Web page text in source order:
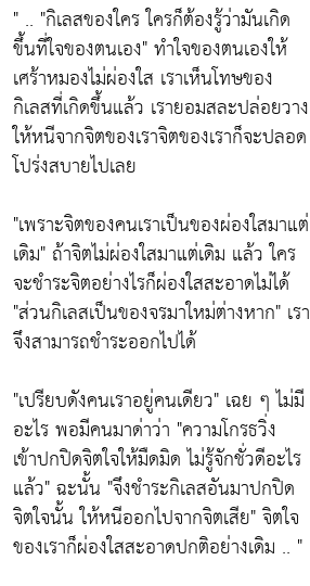
" .. "กิเลสของใคร ใครก็ต้องรู้ว่ามันเกิด
ขึ้นที่ใจของตนเอง"ทำใจของตนเองให้
เศร้าหมองไม่ผ่องใส เราเห็นโทษของ
กิเลสที่เกิดขึ้นแล้ว เรายอมสละปล่อยวาง
ให้หนีจากจิตของเราจิตของเราก็จะปลอด
โปร่งสบายไปเลย
"เพราะจิตของคนเราเป็นของผ่องใสมาแต่
เดิม"ถ้าจิตไม่ผ่องใสมาแต่เดิม แล้ว ใคร
จะชำระจิตอย่างไรก็ผ่องใสสะอาดไม่ได้
"ส่วนกิเลสเป็นของจรมาใหม่ต่างหาก" เรา
จึงสามารถชำระออกไปได้
"เปรียบดังคนเราอยู่คนเดียว" เฉย ๆ ไม่มี
อะไร พอมีคนมาด่าว่า "ความโกรธวิ่ง
เข้าปกปิดจิตใจให้มืดมิด ไม่รู้จักชั่วดีอะไร
แล้ว"ฉะนั้น "จึงชำระกิเลสอันมาปกปิด
จิตใจนั้น ให้หนีออกไปจากจิตเสีย"จิตใจ
ของเราก็ผ่องใสสะอาดปกติอย่างเดิม .. "